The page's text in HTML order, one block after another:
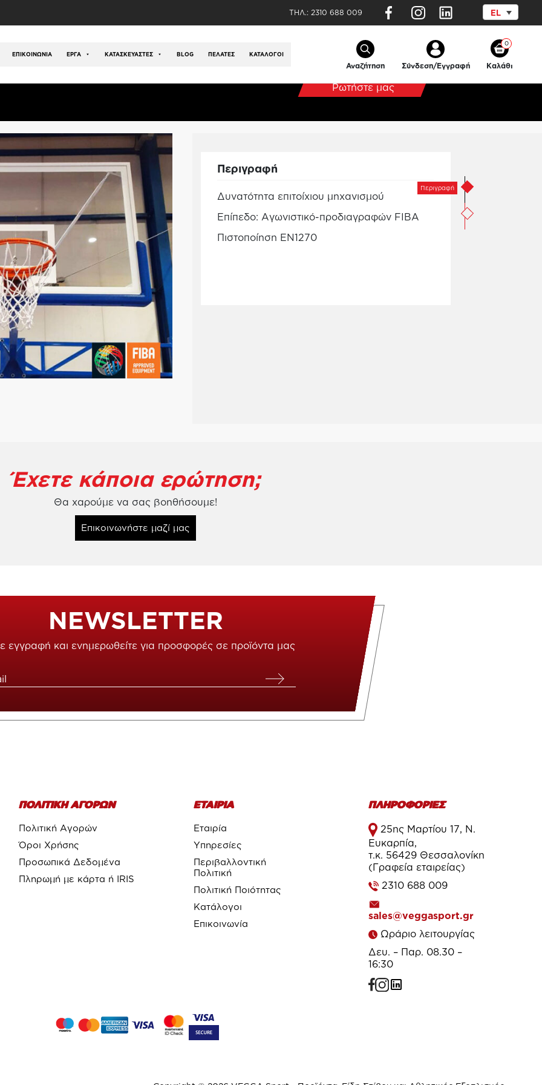
ΤΗΛ.: 2310 688 009 EL
ΕΠΙΚΟΙΝΩΝΊΑ ΕΡΓΑ ΚΑΤΑΣΚΕΥΑΣΤΕΣ BLOG ΠΕΛΑΤΕΣ ΚΑΤΆΛΟΓΟΙ
Αναζήτηση Σύνδεση/Εγγραφή
0
Καλάθι
Πλήρες Ταμπλό Μπάσκετ προδιαγραφών FIBA
Ρωτήστε μας
Περιγραφή
Δυνατότητα επιτοίχιου μηχανισμού
Επίπεδο: Αγωνιστικό-προδιαγραφών FIBA
Πιστοποίηση EN1270
Περιγραφή
Έχετε κάποια ερώτηση;
Θα χαρούμε να σας βοηθήσουμε!
Επικοινωνήστε μαζί μας
NEWSLETTER
εγγραφή και ενημερωθείτε για προσφορές σε προϊόντα μας
ΠΟΛΙΤΙΚΗ ΑΓΟΡΩΝ
Πολιτική Αγορών
Όροι Χρήσης
Προσωπικά Δεδομένα
Πληρωμή με κάρτα ή IRIS
ΕΤΑΙΡΙΑ
Εταιρία
Υπηρεσίες
Περιβαλλοντική
Πολιτική
Πολιτική Ποιότητας
Κατάλογοι
Επικοινωνία
ΠΛΗΡΟΦΟΡΙΕΣ
25ης Μαρτίου 17, Ν.
Ευκαρπία,
τ.κ. 56429 Θεσσαλονίκη
(Γραφεία εταιρείας)
2310 688 009
sales@veggasport.gr
Ωράριο λειτουργίας
Δευ. – Παρ. 08.30 –
16:30